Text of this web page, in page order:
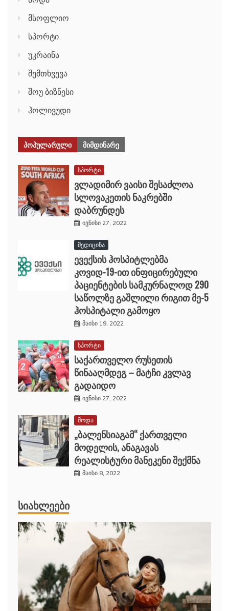
მსოფლიო
სპორტი
უკრაინა
შემთხვევა
შოუ ბიზნესი
ჰოლივუდი
ᲞᲝᲞᲣᲚᲐᲠᲣᲚᲘ ᲛᲘᲛᲓᲘᲜᲐᲠᲔ
სპორტი
ვლადიმირ ვაისი შესაძლოა
სლოვაკეთის ნაკრებში
დაბრუნდეს
ივნისი 27, 2022
მედიცინა
ევექსის ჰოსპიტლებმა
კოვიდ-19-ით ინფიცირებული
პაციენტების სამკურნალოდ 290
საწოლზე გაშლილი რიგით მე-5
ჰოსპიტალი გამოყო
მაისი 19, 2022
სპორტი
საქართველო რუსეთის
წინააღმდეგ – მატჩი კვლავ
გადაიდო
ივნისი 27, 2022
მოდა
„ბალენსიაგამ“ ქართველი
მოდელის, ანაგავას
რეალისტური მანეკენი შექმნა
მაისი 8, 2022
ᲡᲘᲐᲮᲚᲔᲔᲑᲘ